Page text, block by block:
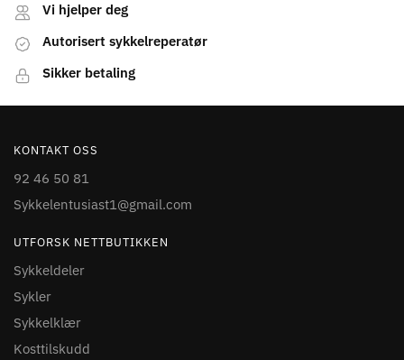
Vi hjelper deg
Autorisert sykkelreperatør
Sikker betaling
KONTAKT OSS
92 46 50 81
Sykkelentusiast1@gmail.com
UTFORSK NETTBUTIKKEN
Sykkeldeler
Sykler
Sykkelklær
Kosttilskudd